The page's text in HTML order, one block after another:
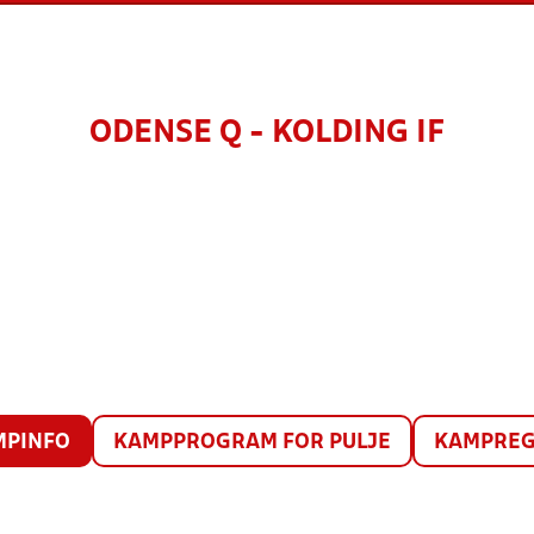
ODENSE Q - KOLDING IF
KAMPPROGRAM FOR PULJE